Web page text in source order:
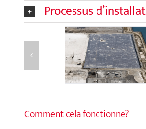
Processus
Comment cela fonctionne?